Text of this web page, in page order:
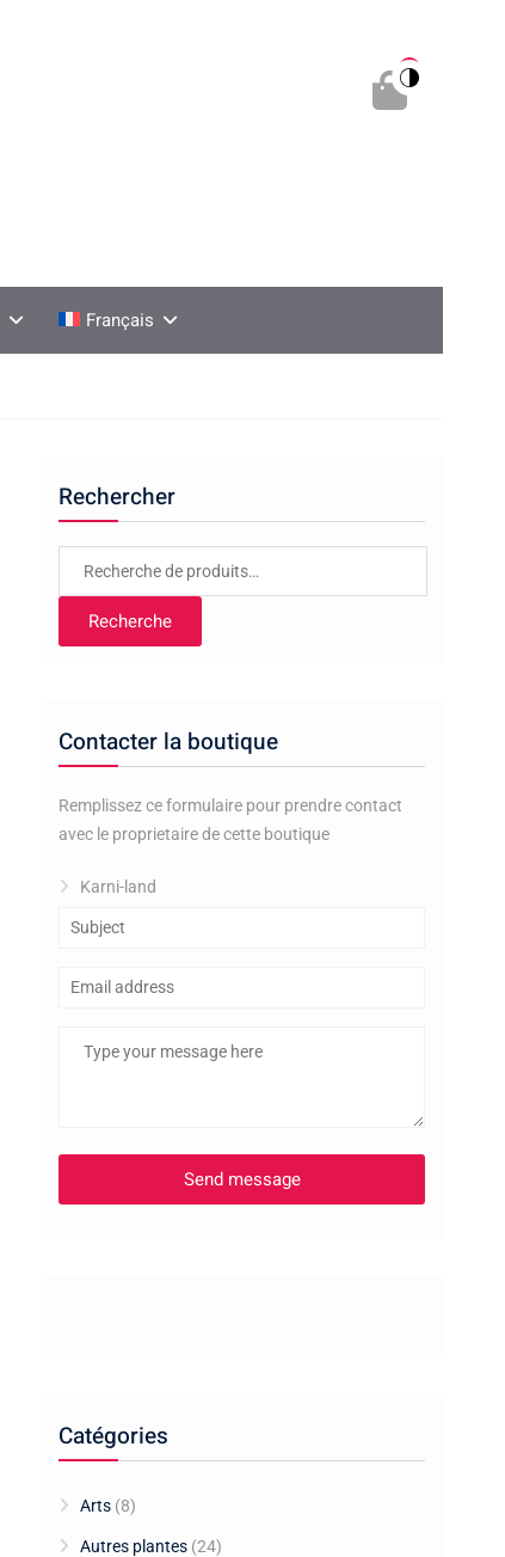
0
Français
Rechercher
Recherche
Contacter la boutique
Remplissez ce formulaire pour prendre contact
avec le proprietaire de cette boutique
Karni-land
Catégories
Arts (8)
Autres plantes (24)